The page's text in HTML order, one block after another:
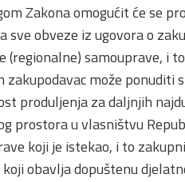
Zakona omogućit će se
sve obveze iz ugovora o
(regionalne) samouprave, i
zakupodavac može ponuditi
produljenja za daljnjih
prostora u vlasništvu
koji je istekao, i to
koji obavlja dopuštenu